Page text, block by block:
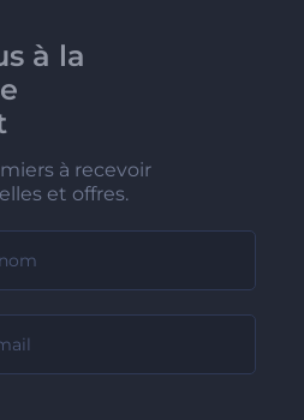
à la
à recevoir
et offres.